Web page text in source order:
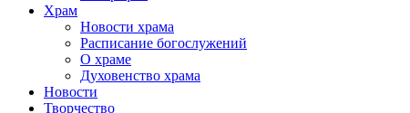
Храм
Новости храма
Расписание богослужений
О храме
Духовенство храма
Новости
Творчество